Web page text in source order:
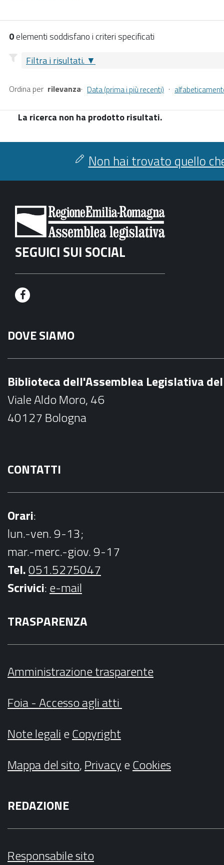
0elementi soddisfano i criteri specificati
Filtra i risultati.
Ordina per rilevanza· Data (prima i più recenti) ·
La ricerca non ha prodotto risultati.
Non hai trovato quello
SEGUICI SUI SOCIAL
F
c
e
o
k
DOVE SIAMO
Biblioteca dell'Assemblea Legislativa
Viale Aldo Moro, 46
40127 Bologna
CONTATTI
Orari:
lun.-ven. 9-13;
mar.-merc.-giov. 9-17
Tel.051.5275047
Scrivici:e-mail
TRASPARENZA
Amministrazione trasparente
Foia - Accesso agli atti
Note legalieCopyright
Mappa del sito,PrivacyeCookies
REDAZIONE
Responsabile sito